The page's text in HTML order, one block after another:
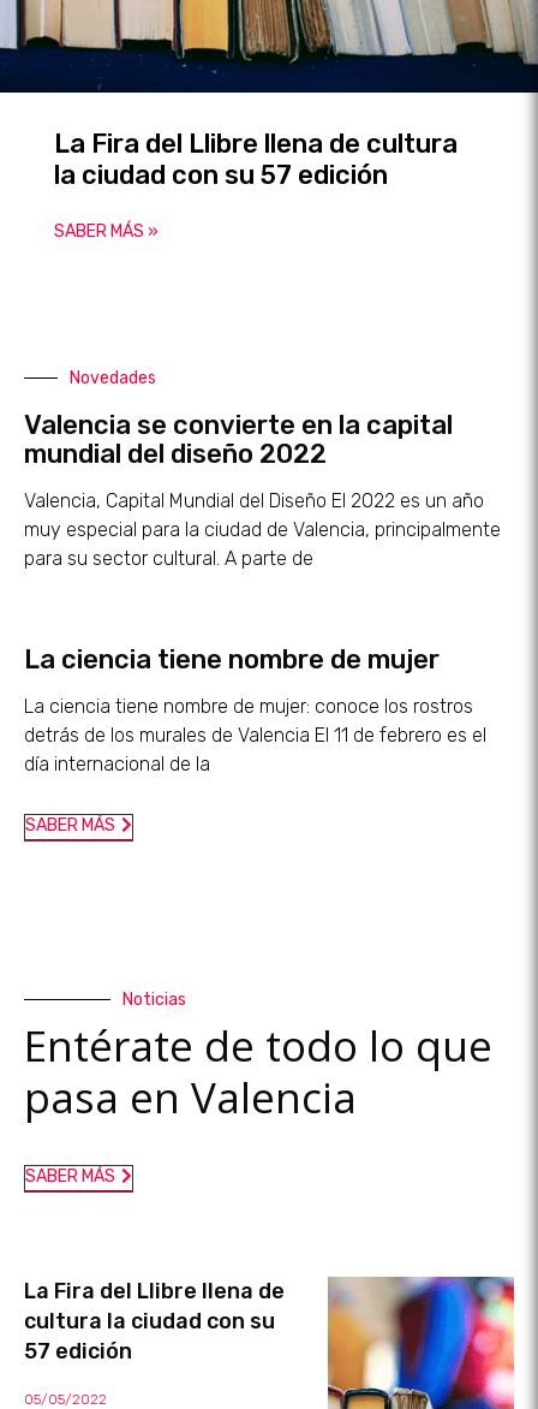
La Fira del Llibre llena de cultura
la ciudad con su 57 edición
SABER MÁS »
Novedades
Valencia se convierte en la capital
mundial del diseño 2022
Valencia, Capital Mundial del Diseño El 2022 es un año
muy especial para la ciudad de Valencia, principalmente
para su sector cultural. A parte de
La ciencia tiene nombre de mujer
La ciencia tiene nombre de mujer: conoce los rostros
detrás de los murales de Valencia El 11 de febrero es el
día internacional de la
SABER MÁS
Noticias
Entérate de todo lo que
pasa en Valencia
SABER MÁS
La Fira del Llibre llena de
cultura la ciudad con su
57 edición
05/05/2022